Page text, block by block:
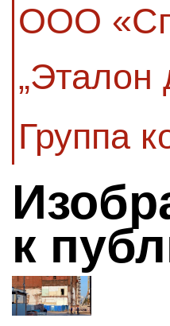
ООО
„Эталон
Группа
к